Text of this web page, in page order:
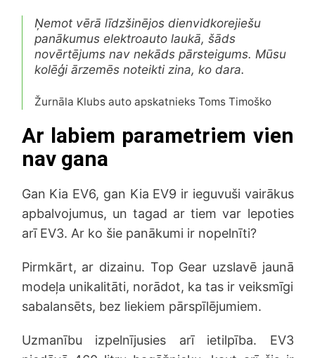
Ņemot vērā līdzšinējos dienvidkorejiešu
panākumus elektroauto laukā, šāds
novērtējums nav nekāds pārsteigums. Mūsu
kolēģi ārzemēs noteikti zina, ko dara.
Žurnāla Klubs auto apskatnieks Toms Timoško
Ar labiem parametriem vien
nav gana
Gan Kia EV6, gan Kia EV9 ir ieguvuši vairākus
apbalvojumus, un tagad ar tiem var lepoties
arī EV3. Ar ko šie panākumi ir nopelnīti?
Pirmkārt, ar dizainu. Top Gear uzslavē jaunā
modeļa unikalitāti, norādot, ka tas ir veiksmīgi
sabalansēts, bez liekiem pārspīlējumiem.
Uzmanību izpelnījusies arī ietilpība. EV3